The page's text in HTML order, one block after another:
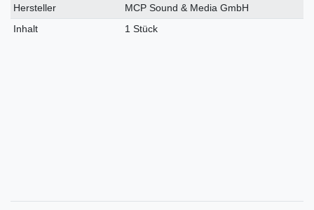
Hersteller
MCP Sound & Media GmbH
Inhalt
1 Stück